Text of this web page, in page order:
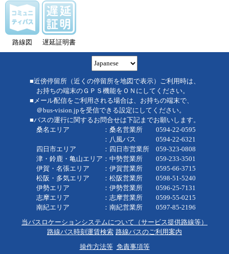
路線図 遅延証明書
■近傍停留所（近くの停留所を地図で表示）ご利用時は、
お持ちの端末のＧＰＳ機能をＯＮにしてください。
■メール配信をご利用される場合は、お持ちの端末で、
＠bus-vision.jpを受信できる設定にしてください。
■バスの運行に関するお問合せは下記までお願いします。
桑名エリア ：桑名営業所 0594-22-0595
：八風バス 0594-22-6321
四日市エリア ：四日市営業所 059-323-0808
津・鈴鹿・亀山エリア：中勢営業所 059-233-3501
伊賀・名張エリア ：伊賀営業所 0595-66-3715
松阪・多気エリア ：松阪営業所 0598-51-5240
伊勢エリア ：伊勢営業所 0596-25-7131
志摩エリア ：志摩営業所 0599-55-0215
南紀エリア ：南紀営業所 0597-85-2196
当バスロケーションシステムについて（サービス提供路線等）
路線バス時刻運賃検索 路線バスのご利用案内
操作方法等 免責事項等